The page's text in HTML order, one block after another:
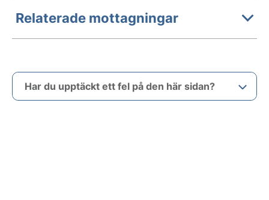
Relaterade mottagningar
Har du upptäckt ett fel på den här sidan?